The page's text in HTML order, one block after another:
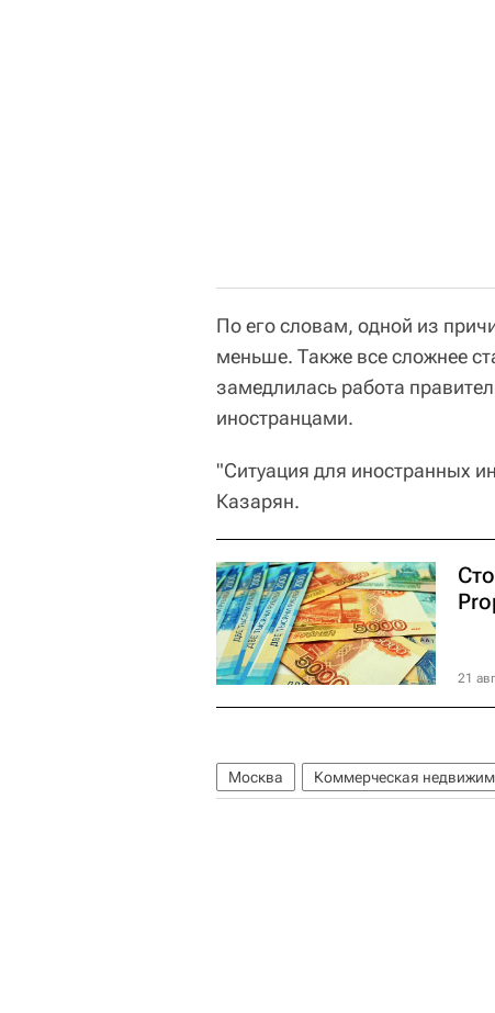
По его словам, одной из
меньше. Также все сложнее
замедлилась работа
иностранцами.
"Ситуация для иностранных
Казарян.
21
Москва Коммерческая